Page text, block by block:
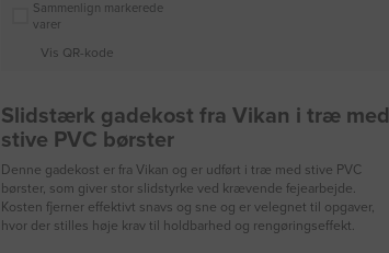
Sammenlign markerede
varer
Vis QR-kode
Slidstærk gadekost fra Vikan i træ med
stive PVC børster
Denne gadekost er fra Vikan og er udført i træ med stive PVC
børster, som giver stor slidstyrke ved krævende fejearbejde.
Kosten fjerner effektivt snavs og sne og er velegnet til opgaver,
hvor der stilles høje krav til holdbarhed og rengøringseffekt.